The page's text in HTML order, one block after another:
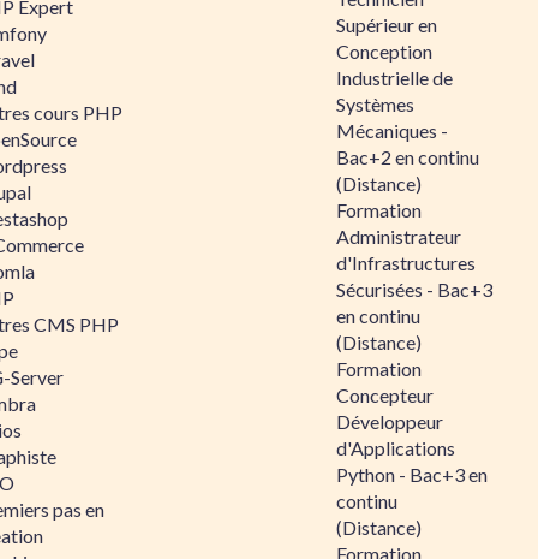
Expert
cours PHP
CMS PHP
Server
pas en
Supérieur en
Conception
Industrielle de
Systèmes
Mécaniques -
Bac+2 en continu
(Distance)
Formation
Administrateur
d'Infrastructures
Sécurisées - Bac+3
en continu
(Distance)
Formation
Concepteur
Développeur
d'Applications
Python - Bac+3 en
continu
(Distance)
Formation